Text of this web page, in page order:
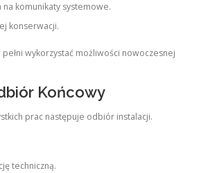
na komunikaty systemowe.
konserwacji.
wykorzystać możliwości nowoczesnej
Końcowy
prac następuje odbiór instalacji.
techniczną.